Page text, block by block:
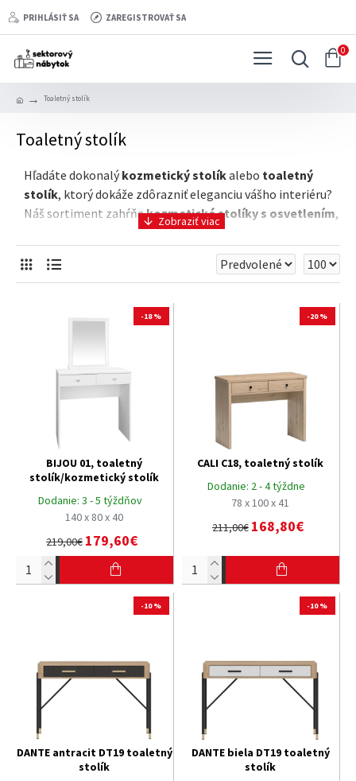
PRIHLÁSIŤ SA ZAREGISTROVAŤ SA
0
Toaletný stolík
Toaletný stolík
Hľadáte dokonalý kozmetický stolíkalebo toaletný
stolík, ktorý dokáže zdôrazniť eleganciu vášho interiéru?
Náš sortiment zahŕňakozmetické stolíky s osvetlením,
ktoré vám poskytnú optimálne svetlo pre dokonalý make-
toaletné stolíky s
osvetlením
sú navrhnuté tak, aby zabezpečili jasné a
minimalistický dizajn. Naše moderné toaletné stolíky sú
vyrobené z kvalitných materiálov, ktoré zabezpečujú dlhú
-18 %
Dodanie: 3 - 5 týždňov
140 x 80 x 40
BIJOU 01, toaletný
stolík/kozmetický stolík
219,00€ 179,60€
-20 %
Dodanie: 2 - 4 týždne
78 x 100 x 41
CALI C18, toaletný stolík
211,00€ 168,80€
-10 %
DANTE antracit DT19 toaletný
stolík
-10 %
DANTE biela DT19 toaletný
stolík